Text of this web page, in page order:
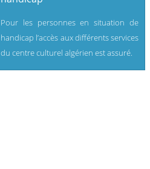
Pour les personnes en situation de
handicap l’accès aux différents services
du centre culturel algérien est assuré.